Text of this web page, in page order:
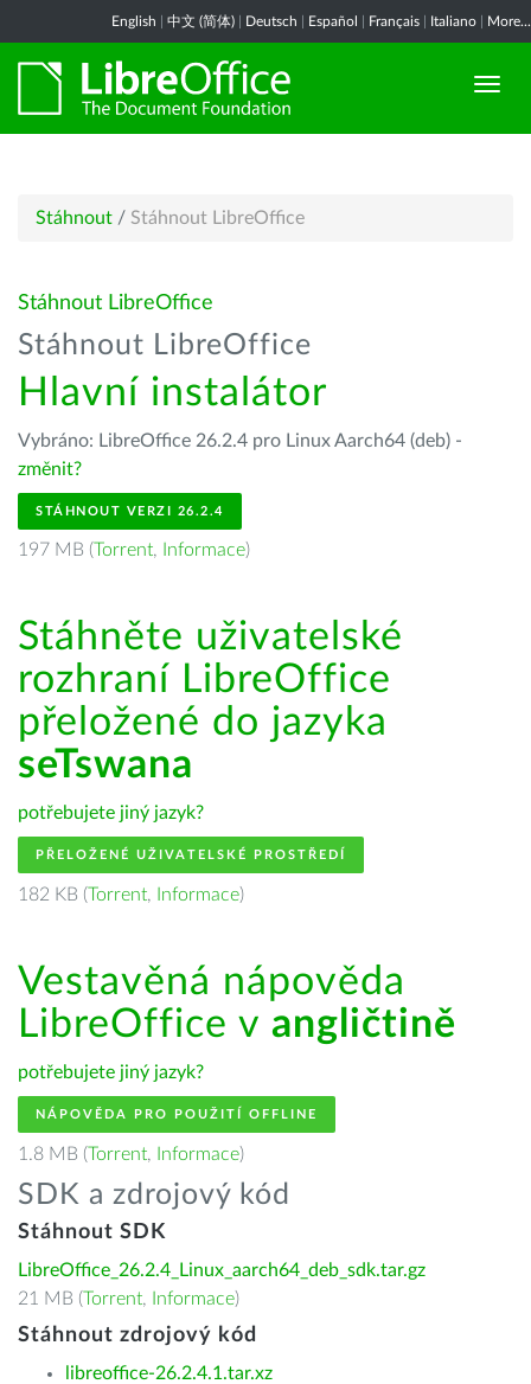
English 中文 (简体) Deutsch Español Français Italiano More...
Stáhnout / Stáhnout LibreOffice
Stáhnout LibreOffice
Stáhnout LibreOffice
Hlavní instalátor
Vybráno: LibreOffice 26.2.4 pro Linux Aarch64 (deb) -
změnit?
STÁHNOUT VERZI 26.2.4
197 MB (Torrent, Informace)
Stáhněte uživatelské
rozhraní LibreOffice
přeložené do jazyka
seTswana
potřebujete jiný jazyk?
PŘELOŽENÉ UŽIVATELSKÉ PROSTŘEDÍ
182 KB (Torrent, Informace)
Vestavěná nápověda
LibreOffice v angličtině
potřebujete jiný jazyk?
NÁPOVĚDA PRO POUŽITÍ OFFLINE
1.8 MB (Torrent, Informace)
SDK a zdrojový kód
Stáhnout SDK
LibreOffice_26.2.4_Linux_aarch64_deb_sdk.tar.gz
21 MB (Torrent, Informace)
Stáhnout zdrojový kód
libreoffice-26.2.4.1.tar.xz